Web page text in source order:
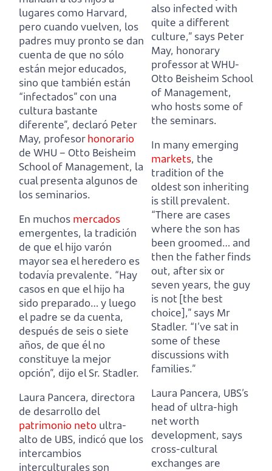
lugares como Harvard,
pero cuando vuelven, los
padres muy pronto se dan
cuenta de que no sólo
están mejor educados,
sino que también están
“infectados” con una
cultura bastante
diferente”, declaró Peter
May, profesorhonorario
de WHU – Otto Beisheim
School of Management, la
cual presenta algunos de
los seminarios.
En muchos mercados
emergentes, la tradición
de que el hijo varón
mayor sea el heredero es
todavía prevalente. “Hay
casos en que el hijo ha
sido preparado… y luego
el padre se da cuenta,
después de seis o siete
años, de que él no
constituye la mejor
opción”, dijo el Sr. Stadler.
Laura Pancera, directora
de desarrollo del
patrimonio neto ultra-
alto de UBS, indicó que los
intercambios
interculturales son
also infected with
quite a different
culture,” says Peter
May, honorary
professor at WHU-
Otto Beisheim School
of Management,
who hosts some of
the seminars.
In many emerging
markets, the
tradition of the
oldest son inheriting
is still prevalent.
“There are cases
where the son has
been groomed… and
then the father finds
out, after six or
seven years, the guy
is not [the best
choice],” says Mr
Stadler. “I’ve sat in
some of these
discussions with
families.”
Laura Pancera, UBS’s
head of ultra-high
net worth
development, says
cross-cultural
exchanges are